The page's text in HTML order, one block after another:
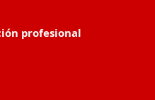
profesional